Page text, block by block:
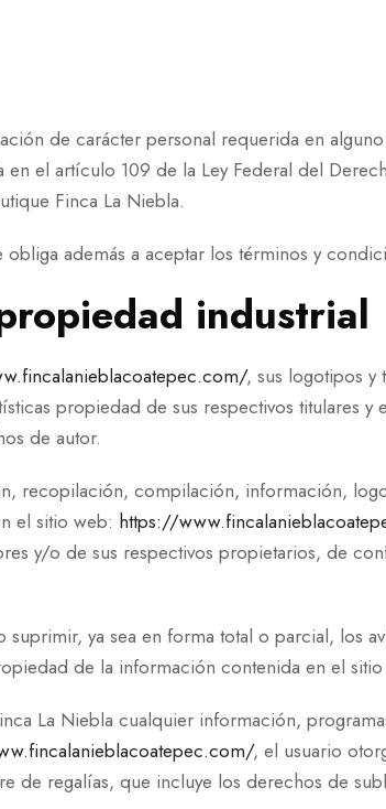
de carácter personal requerida en
el artículo 109 de la Ley Federal del
Finca La Niebla.
además a aceptar los términos y
industrial
, sus logotipos y
propiedad de sus respectivos titulares y
de autor.
recopilación, compilación, información,
el sitio web: https://
y/o de sus respectivos propietarios, de
ya sea en forma total o parcial, los
de la información contenida en el sitio
La Niebla cualquier información,
, el usuario
de regalías, que incluye los derechos de